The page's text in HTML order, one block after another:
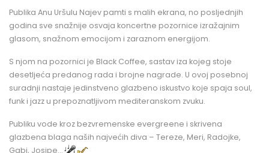
Publika Anu Uršulu Najev pamti s malih ekrana, no posljednjih
godina sve snažnije osvaja koncertne pozornice izražajnim
glasom, snažnom emocijom i zaraznom energijom.
S njom na pozornici je Black Coffee, sastav iza kojeg stoje
desetljeća predanog rada i brojne nagrade. U ovoj posebnoj
suradnji nastaje jedinstveno glazbeno iskustvo koje spaja soul,
funk i jazz u prepoznatljivom mediteranskom zvuku.
Publiku vode kroz bezvremenske evergreene i skrivena
glazbena blaga naših najvećih diva – Tereze, Meri, Radojke,
Gabi, Josipe…